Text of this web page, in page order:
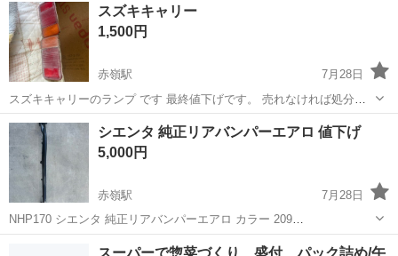
スズキキャリー
1,500円
赤嶺駅
7月28日
スズキキャリーのランプ です 最終値下げです。 売れなければ処分し
ます。
沖縄 糸満市 赤嶺駅 パーツ キャリー
シエンタ 純正リアバンパーエアロ 値下げ
5,000円
赤嶺駅
7月28日
NHP170 シエンタ 純正リアバンパーエアロ カラー 209
¥10,000→¥5,000 補修済み 傷、割れ等ありません。
赤嶺駅 外装、車外用品
スーパーで惣菜づくり、盛付、パック詰め/午